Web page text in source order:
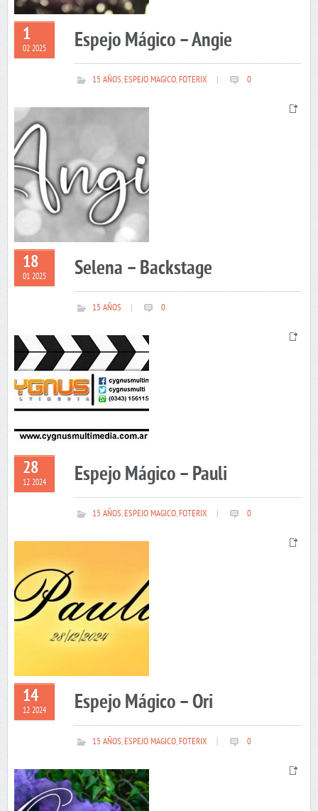
1
02 2025 Espejo Mágico – Angie
15 AÑOS,ESPEJO MAGICO,FOTERIX 0
18
01 2025 Selena – Backstage
15 AÑOS 0
28
12 2024 Espejo Mágico – Pauli
15 AÑOS,ESPEJO MAGICO,FOTERIX 0
14
12 2024 Espejo Mágico – Ori
15 AÑOS,ESPEJO MAGICO,FOTERIX 0